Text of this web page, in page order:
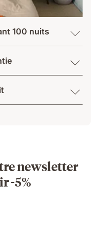
100 nuits
newsletter
-5%